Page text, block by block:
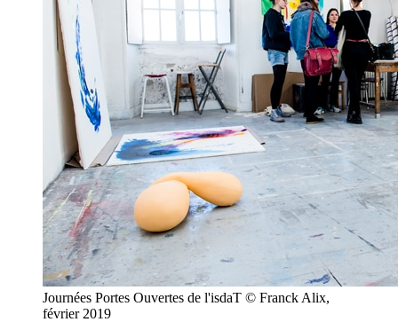
Journées Portes Ouvertes de l'isdaT © Franck Alix,
février 2019